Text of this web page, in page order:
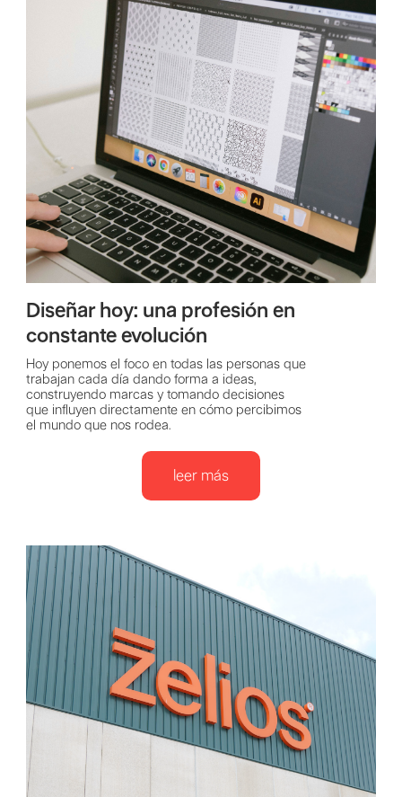
Diseñar hoy: una profesión en
constante evolución
Hoy ponemos el foco en todas las personas que
trabajan cada día dando forma a ideas,
construyendo marcas y tomando decisiones
que influyen directamente en cómo percibimos
el mundo que nos rodea.
leer más